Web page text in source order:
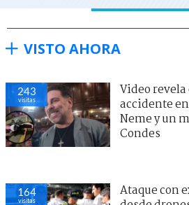
VISTO AHORA
243
visitas
Video
accidente
Neme y un
Condes
164
visitas
Ataque con